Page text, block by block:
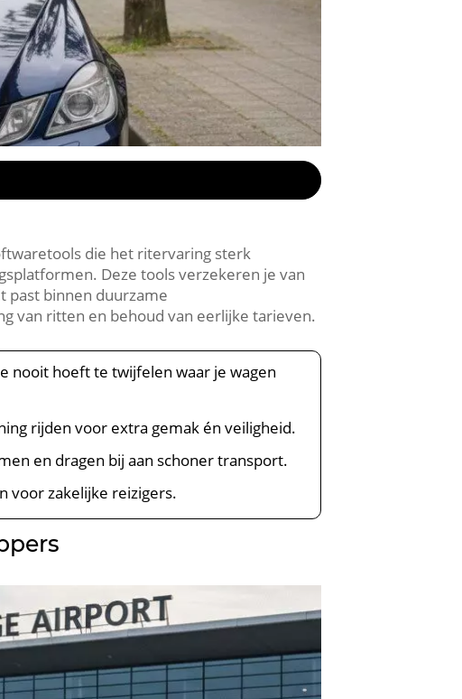
die het ritervaring sterk
Deze tools verzekeren je van
past binnen duurzame
van ritten en behoud van eerlijke tarieven.
nooit hoeft te twijfelen waar je wagen
rijden voor extra gemak én veiligheid.
en dragen bij aan schoner transport.
voor zakelijke reizigers.